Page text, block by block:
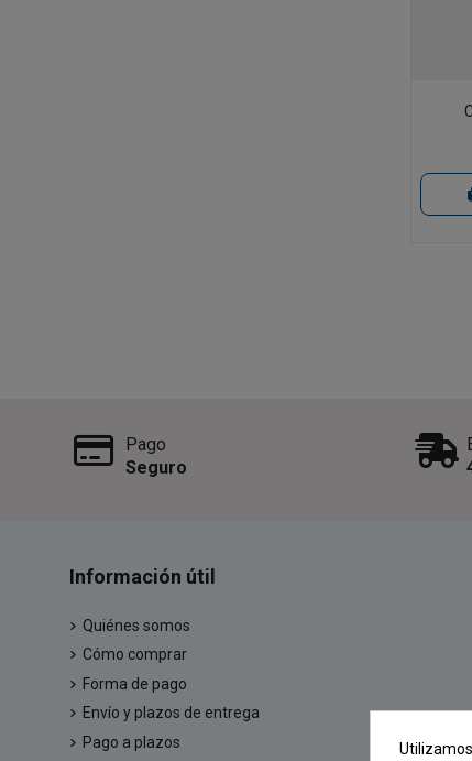
Pago
Seguro
Información útil
Quiénes somos
Cómo comprar
Forma de pago
Envío y plazos de entrega
Pago a plazos